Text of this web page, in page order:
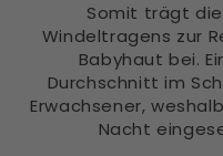
Somit trägt
Windeltragens zur
Babyhaut bei.
Durchschnitt im
Erwachsener,
Nacht